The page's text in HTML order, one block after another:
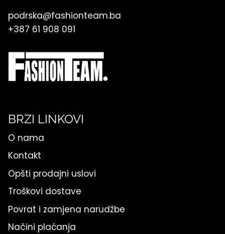
podrska@fashionteam.ba
+387 61 908 091
BRZI LINKOVI
O nama
Kontakt
Opšti prodajni uslovi
Troškovi dostave
Povrat i zamjena narudžbe
Načini plaćanja